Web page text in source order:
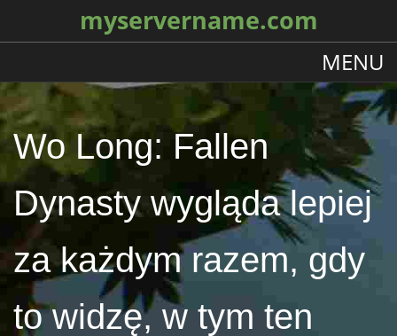
myservername.com
MENU
Wo Long: Fallen
Dynasty wygląda lepiej
za każdym razem, gdy
to widzę, w tym ten